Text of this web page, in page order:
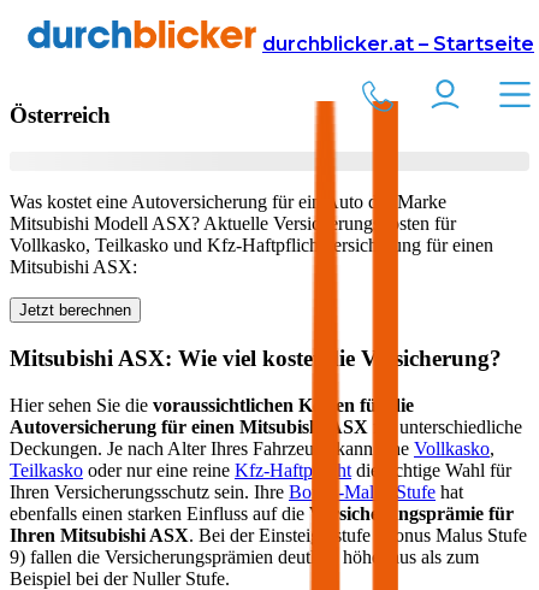
durchblicker.at – Startseite
Versicherung Autoversicherung Mitsubishi
Mitsubishi ASXin
Österreich
Was kostet eine Autoversicherung für ein Auto der Marke
Mitsubishi ModellASX? Aktuelle Versicherungskosten für
Vollkasko, Teilkasko und Kfz-Haftpflichtversicherung für einen
MitsubishiASX:
Jetzt berechnen
Mitsubishi ASX: Wie viel kostet die Versicherung?
Hier sehen Sie die voraussichtlichen Kosten für die
Autoversicherung für einen Mitsubishi ASX
für unterschiedliche
Deckungen. Je nach Alter Ihres Fahrzeugs kann eine Vollkasko,
Teilkasko oder nur eine reine Kfz-Haftpflicht die richtige Wahl für
Ihren Versicherungsschutz sein. Ihre Bonus-Malus Stufe hat
ebenfalls einen starken Einfluss auf die Versicherungsprämie für
Ihren Mitsubishi ASX. Bei der Einsteigerstufe (Bonus Malus Stufe
9) fallen die Versicherungsprämien deutlich höher aus als zum
Beispiel bei der Nuller Stufe.